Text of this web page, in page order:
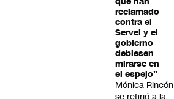
reclamado
contra el
Servel y el
gobierno
debiesen
mirarse en
el espejo"
Mónica Rincón
se refirió a la